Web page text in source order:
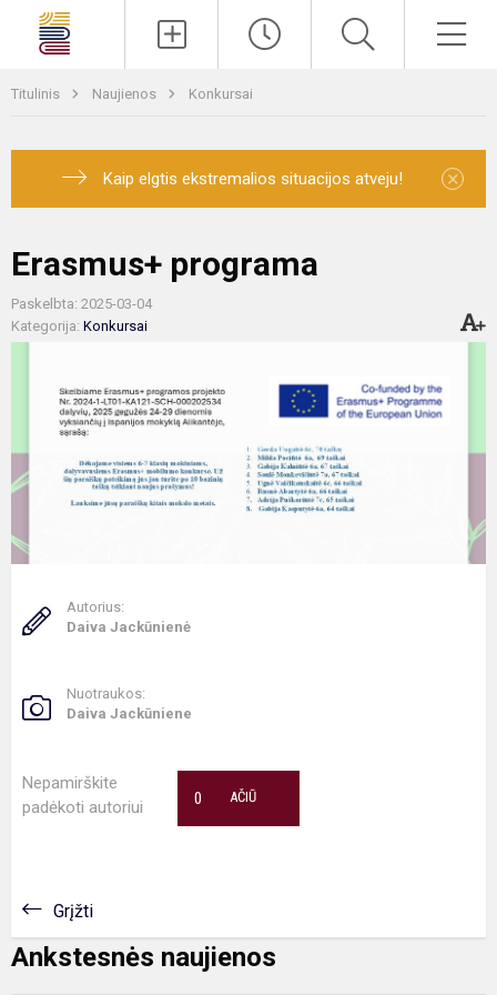
Titulinis Naujienos Konkursai
Kaip elgtis ekstremalios situacijos atveju! ×
Erasmus+ programa
Paskelbta: 2025-03-04
Kategorija: Konkursai
Autorius:
Daiva Jackūnienė
Nuotraukos:
Daiva Jackūniene
Nepamirškite
padėkoti autoriui
AČIŪ
0
Grįžti
Ankstesnės naujienos